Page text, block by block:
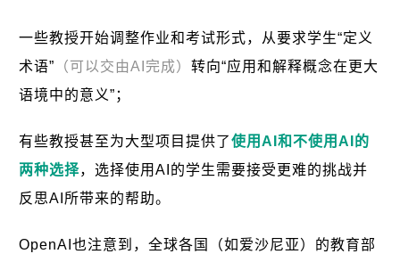
一些教授开始调整作业和考试形式，从要求学生“定义
术语” （可以交由AI完成） 转向“应用和解释概念在更大
语境中的意义”；
有些教授甚至为大型项目提供了使用AI和不使用AI的
两种选择，选择使用AI的学生需要接受更难的挑战并
反思AI所带来的帮助。
OpenAI也注意到，全球各国（如爱沙尼亚）的教育部